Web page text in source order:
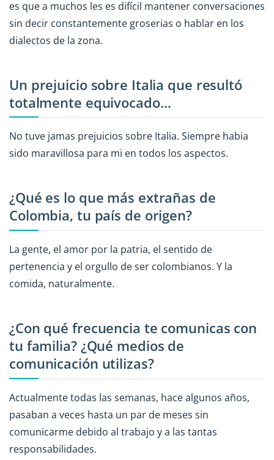
es que a muchos les es difícil mantener conversaciones
sin decir constantemente groserias o hablar en los
dialectos de la zona.
Un prejuicio sobre Italia que resultó
totalmente equivocado…
No tuve jamas prejuicios sobre Italia. Siempre habia
sido maravillosa para mi en todos los aspectos.
¿Qué es lo que más extrañas de
Colombia, tu país de origen?
La gente, el amor por la patria, el sentido de
pertenencia y el orgullo de ser colombianos. Y la
comida, naturalmente.
¿Con qué frecuencia te comunicas con
tu familia? ¿Qué medios de
comunicación utilizas?
Actualmente todas las semanas, hace algunos años,
pasaban a veces hasta un par de meses sin
comunicarme debido al trabajo y a las tantas
responsabilidades.